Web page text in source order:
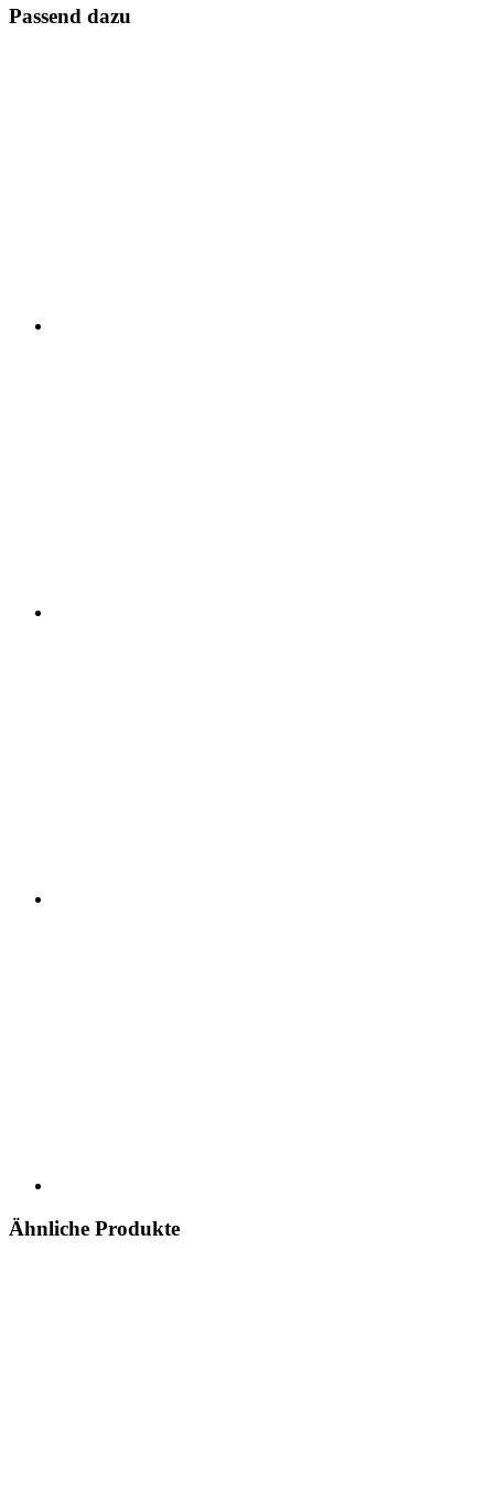
Passend dazu
Ähnliche Produkte